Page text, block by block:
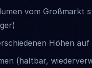
vom Großmarkt
Höhen auf
(haltbar,